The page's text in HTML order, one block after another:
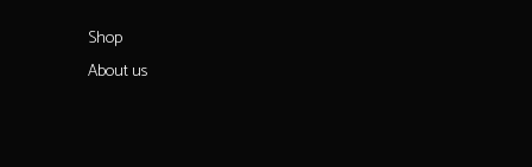
Shop
About us